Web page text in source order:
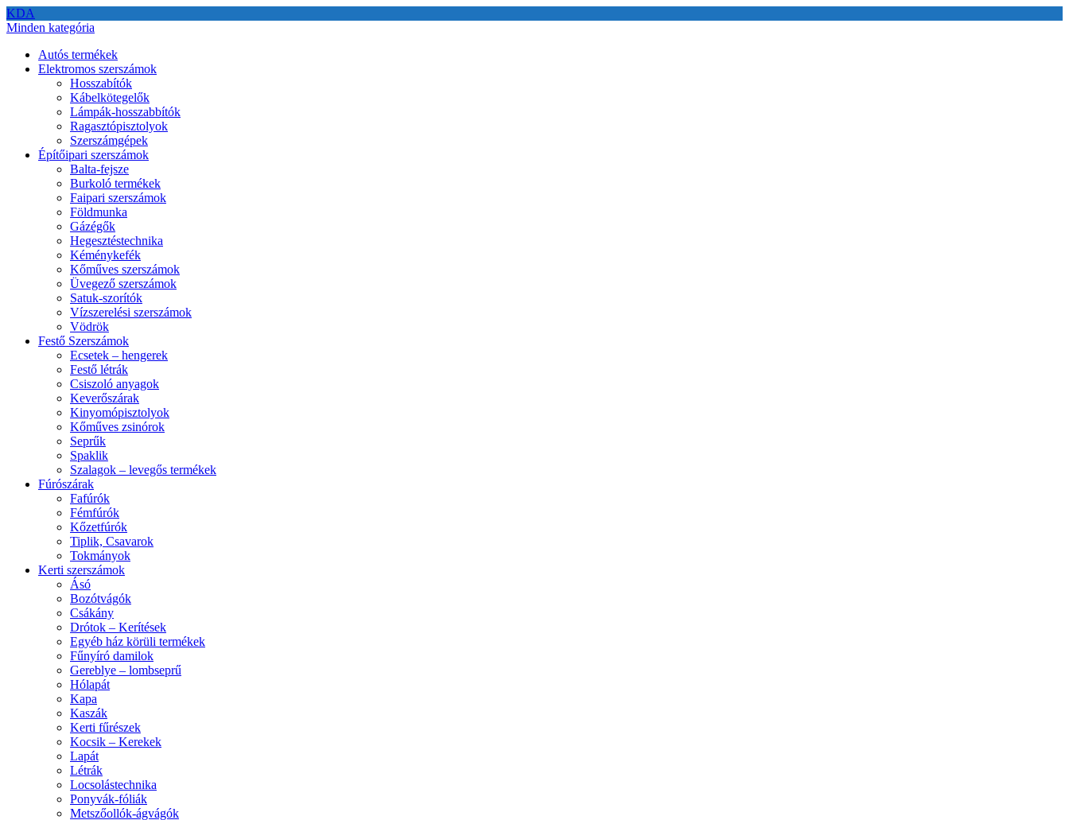
KDA
Minden kategória
Autós termékek
Elektromos szerszámok
Hosszabítók
Kábelkötegelők
Lámpák-hosszabbítók
Ragasztópisztolyok
Szerszámgépek
Építőipari szerszámok
Balta-fejsze
Burkoló termékek
Faipari szerszámok
Földmunka
Gázégők
Hegesztéstechnika
Kéménykefék
Kőműves szerszámok
Üvegező szerszámok
Satuk-szorítók
Vízszerelési szerszámok
Vödrök
Festő Szerszámok
Ecsetek – hengerek
Festő létrák
Csiszoló anyagok
Keverőszárak
Kinyomópisztolyok
Kőműves zsinórok
Seprűk
Spaklik
Szalagok – levegős termékek
Fúrószárak
Fafúrók
Fémfúrók
Kőzetfúrók
Tiplik, Csavarok
Tokmányok
Kerti szerszámok
Ásó
Bozótvágók
Csákány
Drótok – Kerítések
Egyéb ház körüli termékek
Fűnyíró damilok
Gereblye – lombseprű
Hólapát
Kapa
Kaszák
Kerti fűrészek
Kocsik – Kerekek
Lapát
Létrák
Locsolástechnika
Ponyvák-fóliák
Metszőollók-ágvágók